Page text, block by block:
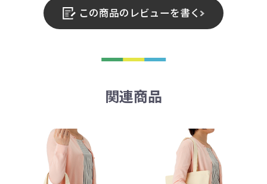
この商品のレビューを書く
関連商品